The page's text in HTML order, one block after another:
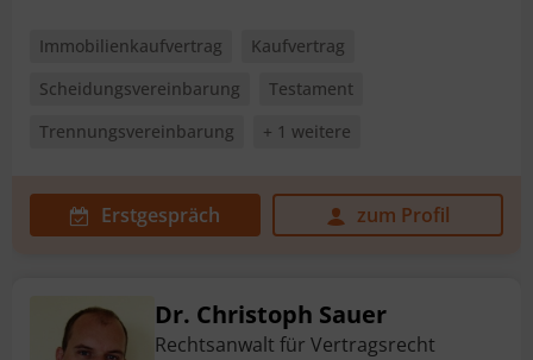
Immobilienkaufvertrag
Kaufvertrag
Scheidungsvereinbarung
Testament
Trennungsvereinbarung
+ 1 weitere
Erstgespräch zum Profil
Dr. Christoph Sauer
Rechtsanwalt für Vertragsrecht